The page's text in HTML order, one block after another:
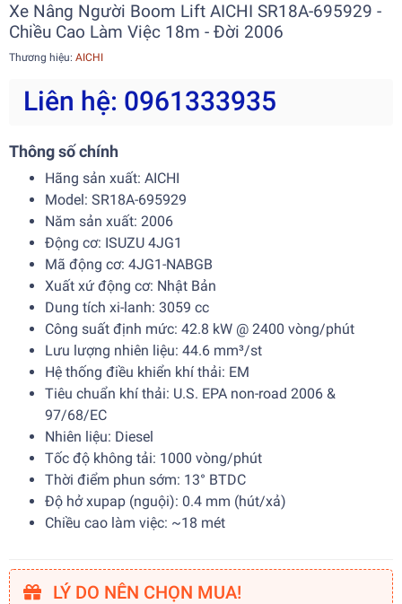
Xe Nâng Người Boom Lift AICHI SR18A-695929 -
Chiều Cao Làm Việc 18m - Đời 2006
Thương hiệu: AICHI
Liên hệ: 0961333935
Thông số chính
Hãng sản xuất: AICHI
Model: SR18A-695929
Năm sản xuất: 2006
Động cơ: ISUZU 4JG1
Mã động cơ: 4JG1-NABGB
Xuất xứ động cơ: Nhật Bản
Dung tích xi-lanh: 3059 cc
Công suất định mức: 42.8 kW @ 2400 vòng/phút
Lưu lượng nhiên liệu: 44.6 mm³/st
Hệ thống điều khiển khí thải: EM
Tiêu chuẩn khí thải: U.S. EPA non-road 2006 &
97/68/EC
Nhiên liệu: Diesel
Tốc độ không tải: 1000 vòng/phút
Thời điểm phun sớm: 13° BTDC
Độ hở xupap (nguội): 0.4 mm (hút/xả)
Chiều cao làm việc: ~18 mét
LÝ DO NÊN CHỌN MUA!